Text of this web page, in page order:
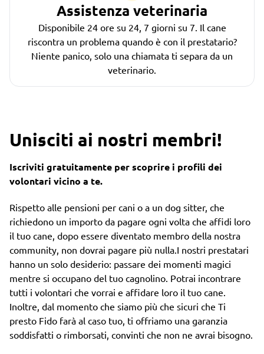
Assistenza veterinaria
Disponibile 24 ore su 24, 7 giorni su 7. Il cane
riscontra un problema quando è con il prestatario?
Niente panico, solo una chiamata ti separa da un
veterinario.
Unisciti ai nostri membri!
Iscriviti gratuitamente per scoprire i profili dei
volontari vicino a te.
Rispetto alle pensioni per cani o a un dog sitter, che
richiedono un importo da pagare ogni volta che affidi loro
il tuo cane, dopo essere diventato membro della nostra
community, non dovrai pagare più nulla.I nostri prestatari
hanno un solo desiderio: passare dei momenti magici
mentre si occupano del tuo cagnolino. Potrai incontrare
tutti i volontari che vorrai e affidare loro il tuo cane.
Inoltre, dal momento che siamo più che sicuri che Ti
presto Fido farà al caso tuo, ti offriamo una garanzia
soddisfatti o rimborsati, convinti che non ne avrai bisogno.